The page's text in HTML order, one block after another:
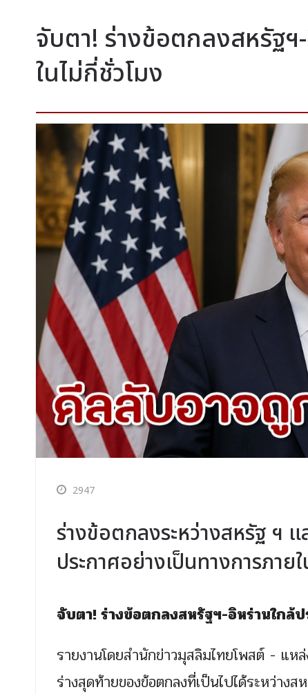
จับตา! ร่างข้อตกลงสหรัฐฯ
ในไม่กี่ชั่วโมง
2947
ร่างข้อตกลงระหว่างสหรัฐ ฯ
ประกาศอย่างเป็นทางการภาย
จับตา! ร่างข้อตกลงสหรัฐฯ-อิหร่านใกล้ป
รายงานโดยสำนักข่าวมุสลิมไทยโพสต์ - แ
ร่างสุดท้ายของข้อตกลงที่เป็นไปได้ระหว่าง